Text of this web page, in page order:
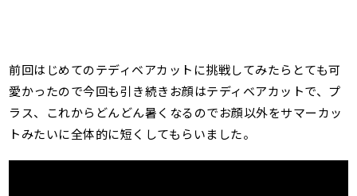
前回はじめてのテディベアカットに挑戦してみたらとても可
愛かったので今回も引き続きお顔はテディベアカットで、プ
ラス、これからどんどん暑くなるのでお顔以外をサマーカッ
トみたいに全体的に短くしてもらいました。